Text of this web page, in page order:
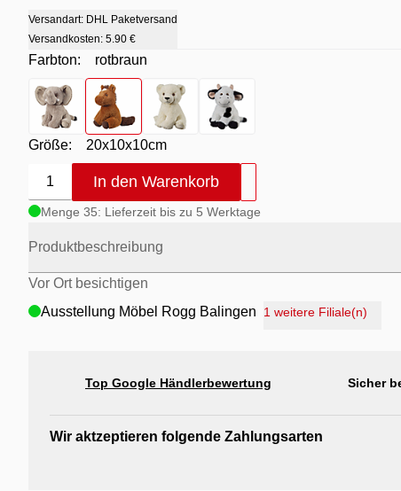
Versandart: DHL Paketversand
Versandkosten: 5.90 €
Farbton:
rotbraun
Farbton
- grau
Farbton - rotbraun
Farbton - weiß
Farbton
Größe: 20x10x10cm
1 In den Warenkorb
Menge 35: Lieferzeit bis zu 5 Werktage
Produktbeschreibung
Vor Ort besichtigen
Ausstellung Möbel Rogg Balingen
Ausstellung Rogg & Roll Reutlingen
Ausstellung Möbel Rogg Reutlingen
1 weitere Filiale(n)
Top Google Händlerbewertung Sicher
Wir aktzeptieren folgende Zahlungsarten